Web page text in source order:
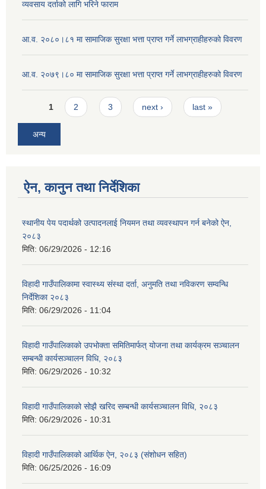
व्यवसाय दर्ताको लागि भरिने फाराम
आ.व. २०८०।८१ मा सामाजिक सुरक्षा भत्ता प्राप्त गर्ने लाभग्राहीहरुको विवरण
आ.व. २०७९।८० मा सामाजिक सुरक्षा भत्ता प्राप्त गर्ने लाभग्राहीहरुको विवरण
Pages
1 2 3 next › last »
अन्य
ऐन, कानुन तथा निर्देशिका
स्थानीय पेय पदार्थको उत्पादनलाई नियमन तथा व्यवस्थापन गर्न बनेको ऐन,
२०८३
मिति: 06/29/2026 - 12:16
विहादी गाउँपालिकामा स्वास्थ्य संस्था दर्ता, अनुमति तथा नविकरण सम्वन्धि
निर्देशिका २०८३
मिति: 06/29/2026 - 11:04
विहादी गाउँपालिकाको उपभोक्ता समितिमार्फत् योजना तथा कार्यक्रम सञ्चालन
सम्बन्धी कार्यसञ्चालन विधि, २०८३
मिति: 06/29/2026 - 10:32
विहादी गाउँपालिकाको सोझै खरिद सम्बन्धी कार्यसञ्चालन विधि, २०८३
मिति: 06/29/2026 - 10:31
विहादी गाउँपालिकाको आर्थिक ऐन, २०८३ (संशोधन सहित)
मिति: 06/25/2026 - 16:09